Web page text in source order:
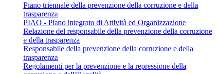
Piano triennale della prevenzione della corruzione e della
trasparenza
PIAO - Piano integrato di Attività ed Organizzazione
Relazione del responsabile della prevenzione della corruzione
e della trasparenza
Responsabile della prevenzione della corruzione e della
trasparenza
Regolamenti per la prevenzione e la repressione della